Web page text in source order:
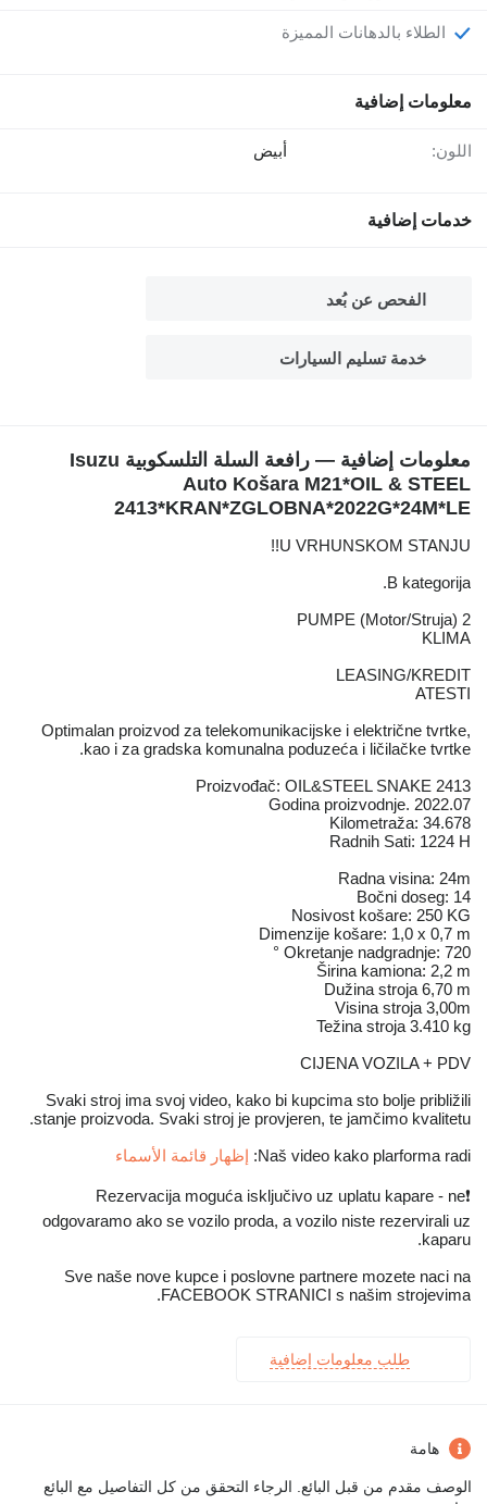
الطلاء بالدهانات المميزة
معلومات إضافية
اللون: أبيض
خدمات إضافية
الفحص عن بُعد
خدمة تسليم السيارات
معلومات إضافية — رافعة السلة التلسكوبية Isuzu
Auto Košara M21*OIL & STEEL
2413*KRAN*ZGLOBNA*2022G*24M*LE
U VRHUNSKOM STANJU!!
B kategorija.
2 PUMPE (Motor/Struja)
KLIMA
LEASING/KREDIT
ATESTI
Optimalan proizvod za telekomunikacijske i električne tvrtke,
kao i za gradska komunalna poduzeća i ličilačke tvrtke.
Proizvođač: OIL&STEEL SNAKE 2413
Godina proizvodnje. 2022.07
Kilometraža: 34.678
Radnih Sati: 1224 H
Radna visina: 24m
Bočni doseg: 14
Nosivost košare: 250 KG
Dimenzije košare: 1,0 x 0,7 m
Okretanje nadgradnje: 720 °
Širina kamiona: 2,2 m
Dužina stroja 6,70 m
Visina stroja 3,00m
Težina stroja 3.410 kg
CIJENA VOZILA + PDV
Svaki stroj ima svoj video, kako bi kupcima sto bolje približili
stanje proizvoda. Svaki stroj je provjeren, te jamčimo kvalitetu.
Naš video kako plarforma radi: إظهار قائمة الأسماء
❗️Rezervacija moguća isključivo uz uplatu kapare - ne
odgovaramo ako se vozilo proda, a vozilo niste rezervirali uz
kaparu.
Sve naše nove kupce i poslovne partnere mozete naci na
FACEBOOK STRANICI s našim strojevima.
طلب معلومات إضافية
هامة
الوصف مقدم من قبل البائع. الرجاء التحقق من كل التفاصيل مع البائع